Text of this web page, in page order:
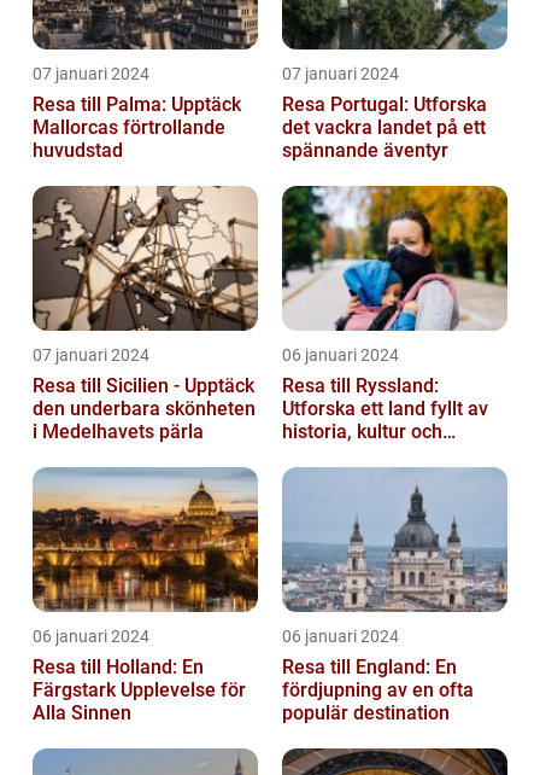
07 januari 2024
Resa till Palma: Upptäck
Mallorcas förtrollande
huvudstad
07 januari 2024
Resa Portugal: Utforska
det vackra landet på ett
spännande äventyr
07 januari 2024
Resa till Sicilien - Upptäck
den underbara skönheten
i Medelhavets pärla
06 januari 2024
Resa till Ryssland:
Utforska ett land fyllt av
historia, kultur och
06 januari 2024
Resa till Holland: En
Färgstark Upplevelse för
Alla Sinnen
06 januari 2024
Resa till England: En
fördjupning av en ofta
populär destination